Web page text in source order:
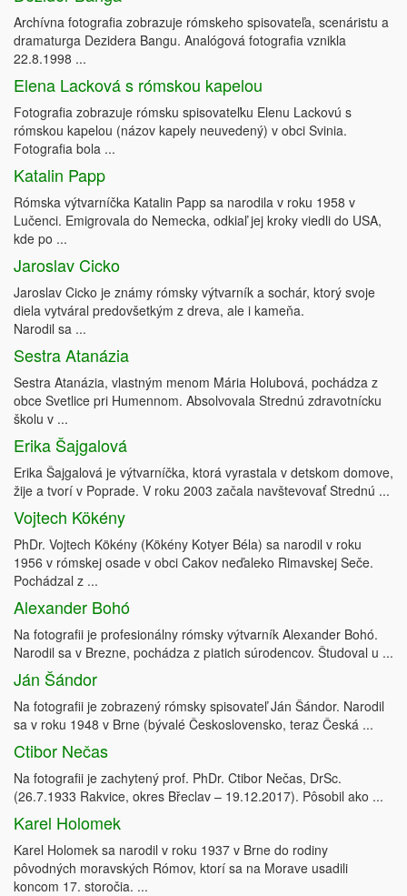
Archívna fotografia zobrazuje rómskeho spisovateľa, scenáristu a
dramaturga Dezidera Bangu. Analógová fotografia vznikla
22.8.1998 ...
Elena Lacková s rómskou kapelou
Fotografia zobrazuje rómsku spisovateľku Elenu Lackovú s
rómskou kapelou (názov kapely neuvedený) v obci Svinia.
Fotografia bola ...
Katalin Papp
Rómska výtvarníčka Katalin Papp sa narodila v roku 1958 v
Lučenci. Emigrovala do Nemecka, odkiaľ jej kroky viedli do USA,
kde po ...
Jaroslav Cicko
Jaroslav Cicko je známy rómsky výtvarník a sochár, ktorý svoje
diela vytváral predovšetkým z dreva, ale i kameňa.
Narodil sa ...
Sestra Atanázia
Sestra Atanázia, vlastným menom Mária Holubová, pochádza z
obce Svetlice pri Humennom. Absolvovala Strednú zdravotnícku
školu v ...
Erika Šajgalová
Erika Šajgalová je výtvarníčka, ktorá vyrastala v detskom domove,
žije a tvorí v Poprade. V roku 2003 začala navštevovať Strednú ...
Vojtech Kökény
PhDr. Vojtech Kökény (Kökény Kotyer Béla) sa narodil v roku
1956 v rómskej osade v obci Cakov neďaleko Rimavskej Seče.
Pochádzal z ...
Alexander Bohó
Na fotografii je profesionálny rómsky výtvarník Alexander Bohó.
Narodil sa v Brezne, pochádza z piatich súrodencov. Študoval u ...
Ján Šándor
Na fotografii je zobrazený rómsky spisovateľ Ján Šándor. Narodil
sa v roku 1948 v Brne (bývalé Československo, teraz Česká ...
Ctibor Nečas
Na fotografii je zachytený prof. PhDr. Ctibor Nečas, DrSc.
(26.7.1933 Rakvice, okres Břeclav – 19.12.2017). Pôsobil ako ...
Karel Holomek
Karel Holomek sa narodil v roku 1937 v Brne do rodiny
pôvodných moravských Rómov, ktorí sa na Morave usadili
koncom 17. storočia. ...